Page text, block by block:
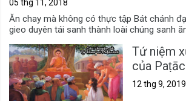
05 thg 11, 2018
Ăn chay mà không có thực tập Bát chánh
gieo duyên tái sanh thành loài chúng sanh
Tứ niệm
của
12 thg 9, 2019